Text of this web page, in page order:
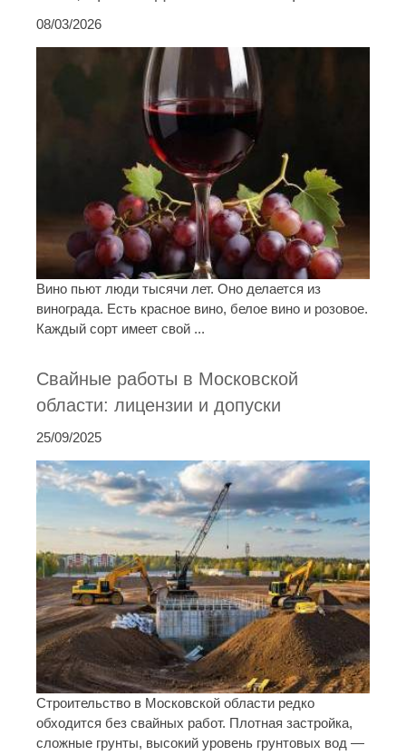
08/03/2026
Вино пьют люди тысячи лет. Оно делается из
винограда. Есть красное вино, белое вино и розовое.
Каждый сорт имеет свой ...
Свайные работы в Московской
области: лицензии и допуски
25/09/2025
Строительство в Московской области редко
обходится без свайных работ. Плотная застройка,
сложные грунты, высокий уровень грунтовых вод —